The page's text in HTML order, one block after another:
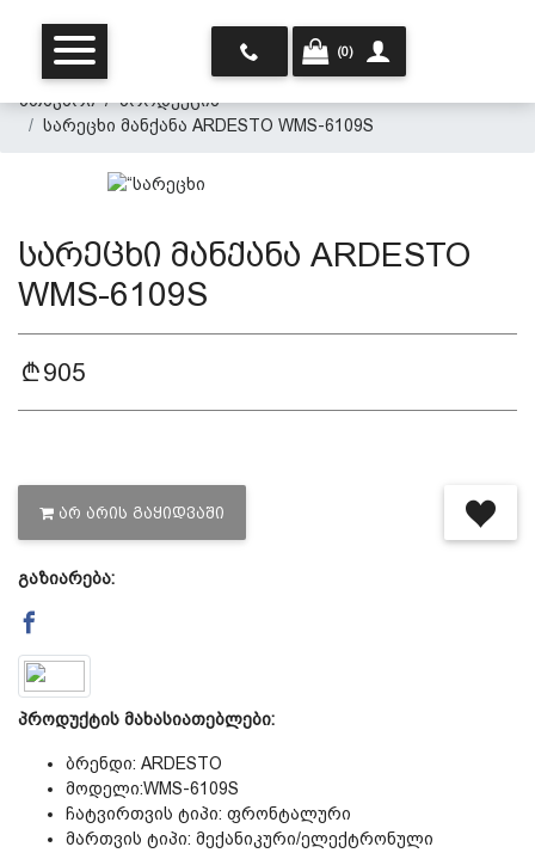
მთავარი
ჩვენ შესახებ
პერსონალურ მონაცემთა
დაცვის პოლიტიკა
მიწოდების პირობები
წესები და პირობები
(0)
მთავარი
პროდუქცია
სარეცხი მანქანა ARDESTO WMS-6109S
სარეცხი მანქანა ARDESTO
WMS-6109S
905
ᲐᲠ ᲐᲠᲘᲡ ᲒᲐᲧᲘᲓᲕᲐᲨᲘ
გაზიარება:
პროდუქტის მახასიათებლები:
ბრენდი: ARDESTO
მოდელი:WMS-6109S
ჩატვირთვის ტიპი: ფრონტალური
მართვის ტიპი: მექანიკური/ელექტრონული